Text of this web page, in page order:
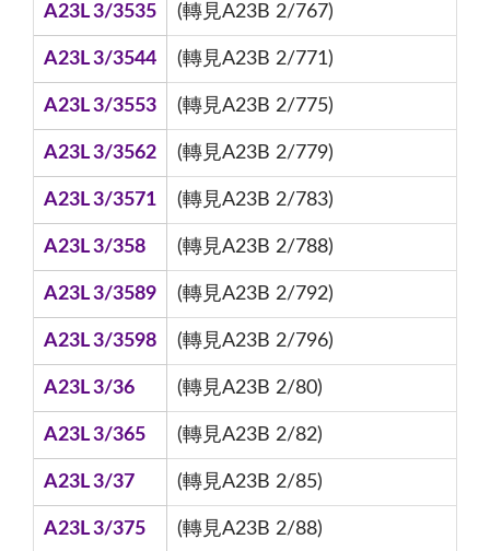
A23L 3/3535 (轉見A23B 2/767)
A23L 3/3544 (轉見A23B 2/771)
A23L 3/3553 (轉見A23B 2/775)
A23L 3/3562 (轉見A23B 2/779)
A23L 3/3571 (轉見A23B 2/783)
A23L 3/358 (轉見A23B 2/788)
A23L 3/3589 (轉見A23B 2/792)
A23L 3/3598 (轉見A23B 2/796)
A23L 3/36 (轉見A23B 2/80)
A23L 3/365 (轉見A23B 2/82)
A23L 3/37 (轉見A23B 2/85)
A23L 3/375 (轉見A23B 2/88)